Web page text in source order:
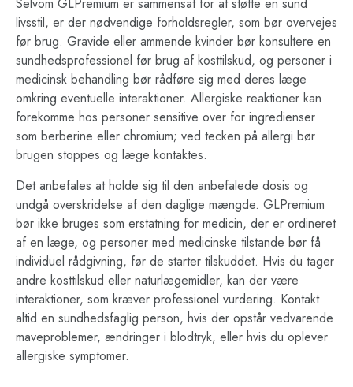
Selvom GLPremium er sammensat for at støtte en sund
livsstil, er der nødvendige forholdsregler, som bør overvejes
før brug. Gravide eller ammende kvinder bør konsultere en
sundhedsprofessionel før brug af kosttilskud, og personer i
medicinsk behandling bør rådføre sig med deres læge
omkring eventuelle interaktioner. Allergiske reaktioner kan
forekomme hos personer sensitive over for ingredienser
som berberine eller chromium; ved tecken på allergi bør
brugen stoppes og læge kontaktes.
Det anbefales at holde sig til den anbefalede dosis og
undgå overskridelse af den daglige mængde. GLPremium
bør ikke bruges som erstatning for medicin, der er ordineret
af en læge, og personer med medicinske tilstande bør få
individuel rådgivning, før de starter tilskuddet. Hvis du tager
andre kosttilskud eller naturlægemidler, kan der være
interaktioner, som kræver professionel vurdering. Kontakt
altid en sundhedsfaglig person, hvis der opstår vedvarende
maveproblemer, ændringer i blodtryk, eller hvis du oplever
allergiske symptomer.